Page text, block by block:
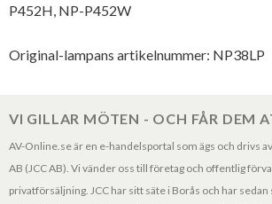
P452H, NP-P452W
Original-lampans artikelnummer: NP38LP
VI GILLAR MÖTEN - OCH FÅR DEM
AV-Online.se är en e-handelsportal som ägs och drivs
AB (JCC AB). Vi vänder oss till företag och offentlig
privatförsäljning. JCC har sitt säte i Borås och har